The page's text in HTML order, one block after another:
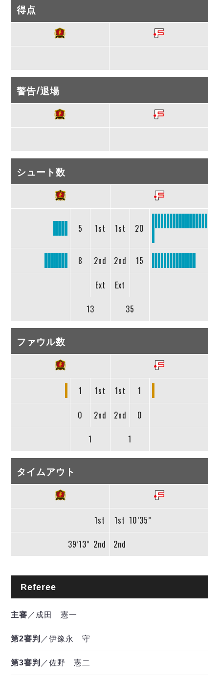
得点
警告/退場
シュート数
5 1st 1st 20
8 2nd 2nd 15
Ext Ext
13 35
ファウル数
1 1st 1st 1
0 2nd 2nd 0
1 1
タイムアウト
1st 1st 10’35”
39’13” 2nd 2nd
Referee
主審 ／成田 憲一
第2審判 ／伊豫永 守
第3審判 ／佐野 憲二